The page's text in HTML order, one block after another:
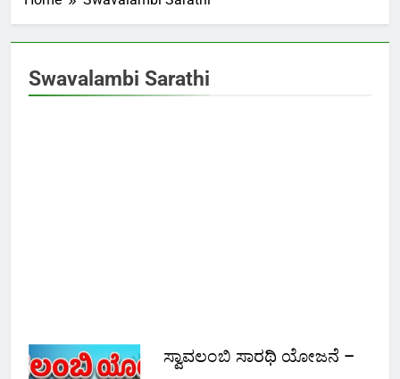
Swavalambi Sarathi
ಸ್ವಾವಲಂಬಿ ಸಾರಥಿ ಯೋಜನೆ –